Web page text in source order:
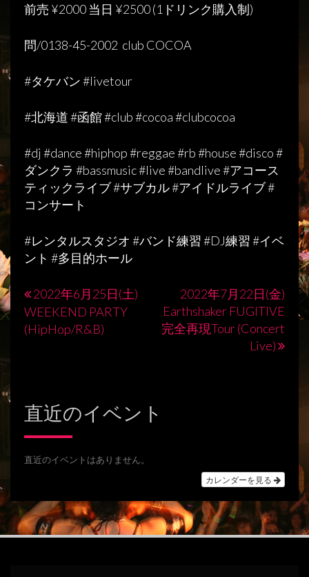
前売 ¥2000当日 ¥2500 (1 ドリンク購入制)
問/0138-45-2002 club COCOA
#タケバン#livetour
#北海道#函館#club #cocoa #clubcocoa
#dj #dance #hiphop #reggae #rb #house #disco #
ダンクラ #bassmusic #live #bandlive #アコース
ティックライブ#サブカル#アイドルライブ#
コンサート
#レンタルスタジオ #バンド練習#DJ練習#イベ
ント #多目的ホール
投
稿
ゲ
ー
ョ
2022年6月25日(土)
WEEKEND PARTY
(HipHop/R&B)
2022年7月22日(金)
Earthshaker FUGITIVE
完全再現Tour (Concert
Live)
直近のイベント
直近のイベントはありません。
カレンダーを見る